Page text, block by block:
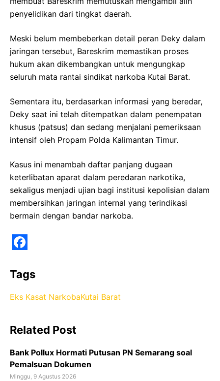
penyelidikan dari tingkat daerah.
Meski belum membeberkan detail peran Deky dalam
jaringan tersebut, Bareskrim memastikan proses
hukum akan dikembangkan untuk mengungkap
seluruh mata rantai sindikat narkoba Kutai Barat.
Sementara itu, berdasarkan informasi yang beredar,
Deky saat ini telah ditempatkan dalam penempatan
khusus (patsus) dan sedang menjalani pemeriksaan
intensif oleh Propam Polda Kalimantan Timur.
Kasus ini menambah daftar panjang dugaan
keterlibatan aparat dalam peredaran narkotika,
sekaligus menjadi ujian bagi institusi kepolisian dalam
membersihkan jaringan internal yang terindikasi
bermain dengan bandar narkoba.
a
c
e
b
o
o
k
Tags
Eks Kasat NarkobaKutai Barat
Related Post
Bank Pollux Hormati Putusan PN Semarang soal
Pemalsuan Dokumen
Minggu, 9 Agustus 2026